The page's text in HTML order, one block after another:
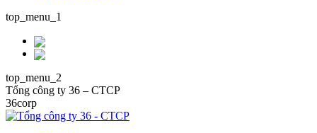
top_menu_1
top_menu_2
Tổng công ty 36 – CTCP
36corp